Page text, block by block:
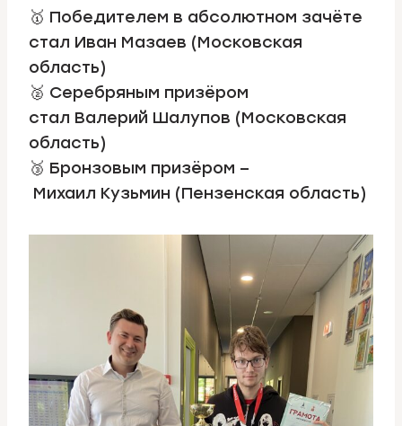
🥇 Победителем в абсолютном зачёте
стал Иван Мазаев (Московская
область)
🥈 Серебряным призёром
стал Валерий Шалупов (Московская
область)
🥉 Бронзовым призёром –
Михаил Кузьмин (Пензенская область)